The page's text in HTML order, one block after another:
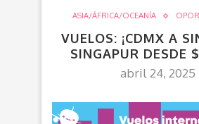
ASIA/ÁFRICA/OCEANÍA
VUELOS: ¡CDMX A
SINGAPUR DESDE
abril 24, 2025